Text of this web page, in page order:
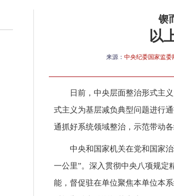
锲
以
来源： 中央纪委国家监委
日前，中央层面整治形式主
式主义为基层减负典型问题进行
通抓好系统领域整治，示范带动
中央和国家机关在党和国家
一公里”。深入贯彻中央八项规定
能，督促驻在单位聚焦本单位本